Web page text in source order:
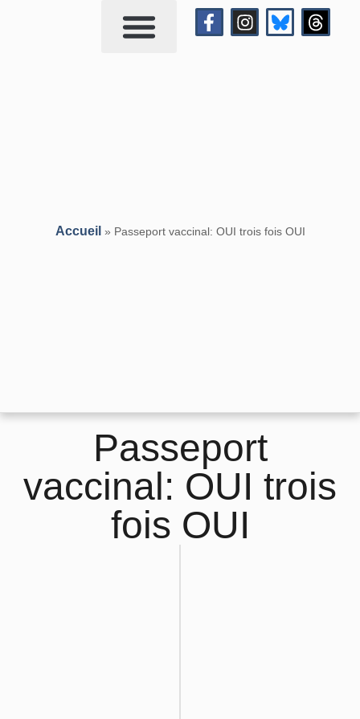
Accueil » Passeport vaccinal: OUI trois fois OUI
Passeport
vaccinal: OUI trois
fois OUI